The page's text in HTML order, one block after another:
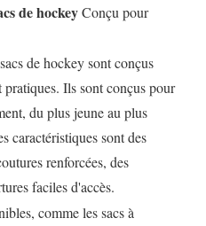
de hockeyConçu pour
de hockey sont conçus
Ils sont conçus pour
du plus jeune au plus
caractéristiques sont des
renforcées, des
faciles d'accès.
comme les sacs à